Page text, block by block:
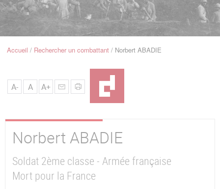
Navigation
FilAccueil Rechercher un combattant Norbert ABADIE
A- A A+
Norbert ABADIE
Soldat 2ème classe - Armée française
Mort pour la France